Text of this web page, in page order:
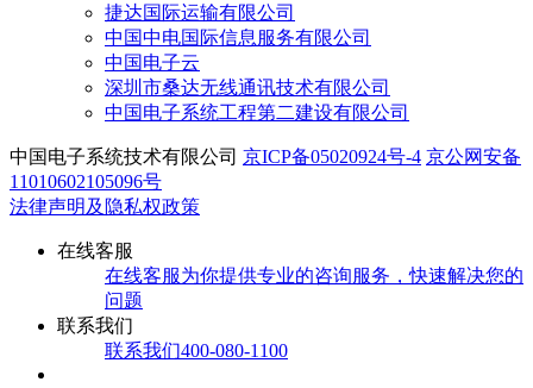
捷达国际运输有限公司
中国中电国际信息服务有限公司
中国电子云
深圳市桑达无线通讯技术有限公司
中国电子系统工程第二建设有限公司
中国电子系统技术有限公司 京ICP备05020924号-4 京公网安备
11010602105096号
法律声明及隐私权政策
在线客服
在线客服为你提供专业的咨询服务，快速解决您的
问题
联系我们
联系我们400-080-1100